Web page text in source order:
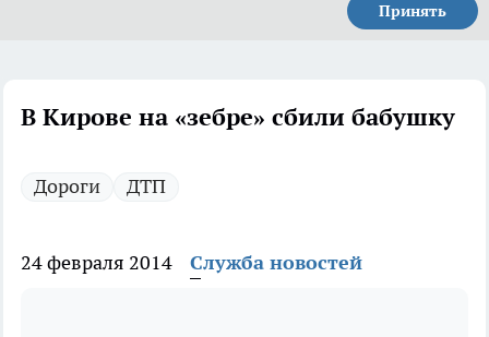
Принять
В Кирове на «зебре» сбили бабушку
Дороги ДТП
24 февраля 2014 Служба новостей